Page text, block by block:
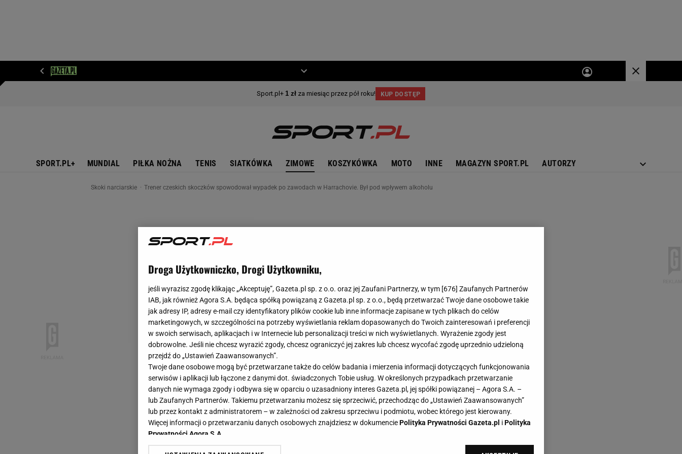
SPORT.PL+ MUNDIAL PIŁKA NOŻNA TENIS SIATKÓWKA ZIMOWE KOSZYKÓWKA MOTO INNE MAGAZYN SPORT.PL AUTORZY
Skoki narciarskie Trener czeskich skoczków spowodował wypadek po zawodach w Harrachovie. Był pod wpływem alkoholu
Droga Użytkowniczko, Drogi Użytkowniku,
jeśli wyrazisz zgodę klikając „Akceptuję”, Gazeta.pl sp. z o.o. oraz jej Zaufani Partnerzy, w tym [676] Zaufanych Partnerów
IAB, jak również Agora S.A. będąca spółką powiązaną z Gazeta.pl sp. z o.o., będą przetwarzać Twoje dane osobowe takie
jak adresy IP, adresy e-mail czy identyfikatory plików cookie lub inne informacje zapisane w tych plikach do celów
marketingowych, w szczególności na potrzeby wyświetlania reklam dopasowanych do Twoich zainteresowań i preferencji
w swoich serwisach, aplikacjach i w Internecie lub personalizacji treści w nich wyświetlanych. Wyrażenie zgody jest
dobrowolne. Jeśli nie chcesz wyrazić zgody, chcesz ograniczyć jej zakres lub chcesz wycofać zgodę uprzednio udzieloną
przejdź do „Ustawień Zaawansowanych”.
Twoje dane osobowe mogą być przetwarzane także do celów badania i mierzenia informacji dotyczących funkcjonowania
serwisów i aplikacji lub łączone z danymi dot. świadczonych Tobie usług. W określonych przypadkach przetwarzanie
danych nie wymaga zgody i odbywa się w oparciu o uzasadniony interes Gazeta.pl, jej spółki powiązanej – Agora S.A. –
lub Zaufanych Partnerów. Takiemu przetwarzaniu możesz się sprzeciwić, przechodząc do „Ustawień Zaawansowanych”
lub przez kontakt z administratorem – w zależności od zakresu sprzeciwu i podmiotu, wobec którego jest kierowany.
Więcej informacji o przetwarzaniu danych osobowych znajdziesz w dokumenciePolityka Prywatności Gazeta.pl iPolityka
Prywatności Agora S.A.